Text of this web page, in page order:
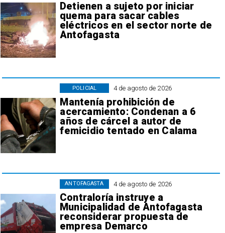
Detienen a sujeto por iniciar
quema para sacar cables
eléctricos en el sector norte de
Antofagasta
4 de agosto de 2026
Mantenía prohibición de
acercamiento: Condenan a 6
años de cárcel a autor de
femicidio tentado en Calama
POLICIAL
4 de agosto de 2026
Contraloría instruye a
Municipalidad de Antofagasta
reconsiderar propuesta de
empresa Demarco
ANTOFAGASTA